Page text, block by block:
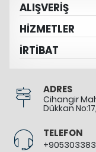
ALIŞVERİŞ
HİZMETLER
İRTİBAT
ADRES
Cihangir
Dükkan
TELEFON